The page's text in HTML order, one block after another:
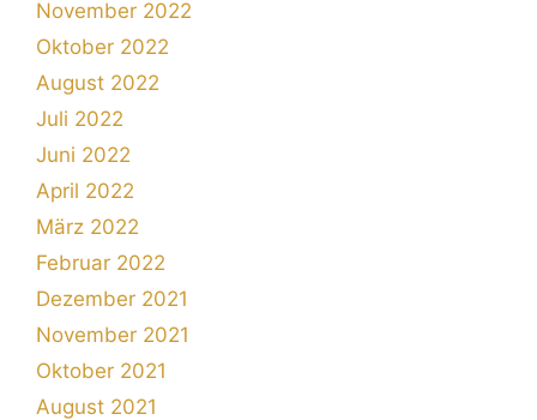
November 2022
Oktober 2022
August 2022
Juli 2022
Juni 2022
April 2022
März 2022
Februar 2022
Dezember 2021
November 2021
Oktober 2021
August 2021